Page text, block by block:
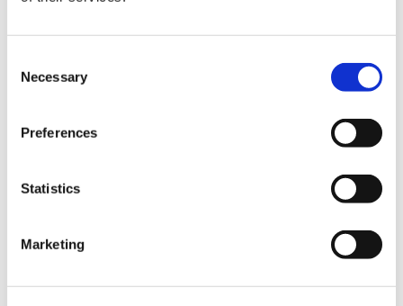
Selection
Necessary
Preferences
Statistics
Marketing
モンスターハンター モンでふぉ フォンタブ リオレウス
1,650円(税込)
お届け開始日：